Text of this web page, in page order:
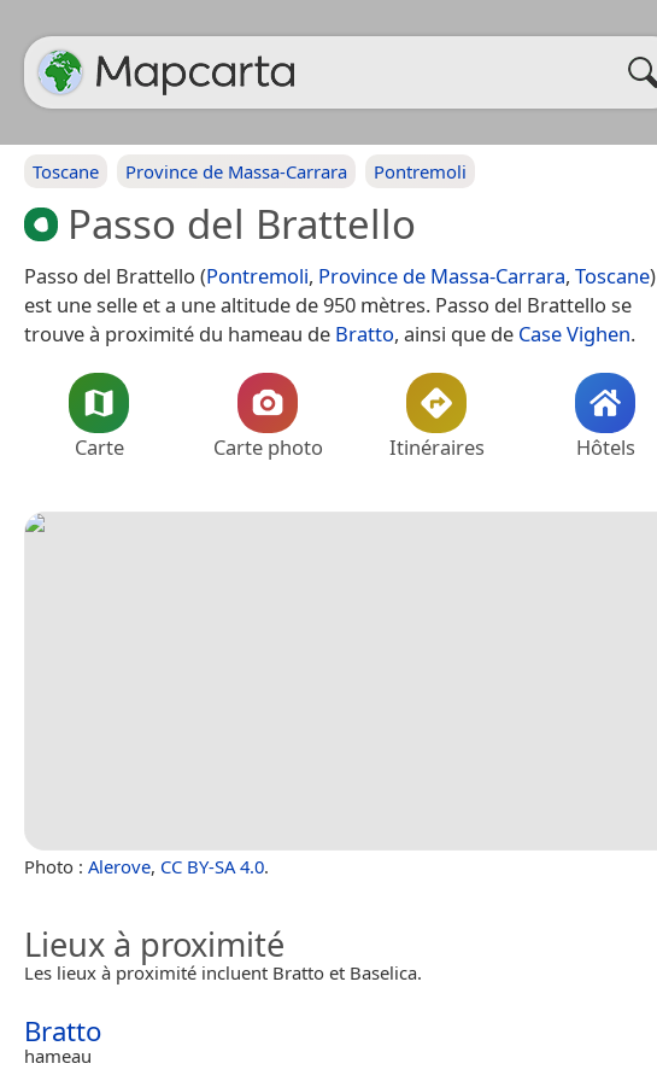
Toscane Province de Massa-Carrara Pontremoli
Passo del Brattello
Passo del Brattello (Pontremoli, Province de Massa-Carrara, Toscane)
est une selle et a une altitude de 950 mètres. Passo del Brattello se
trouve à proximité du hameau de Bratto, ainsi que de Case Vighen.
Carte Carte photo Itinéraires Hôtels
Photo : Alerove, CC BY-SA 4.0.
Lieux à proximité
Les lieux à proximité incluent Bratto et Baselica.
Bratto
hameau